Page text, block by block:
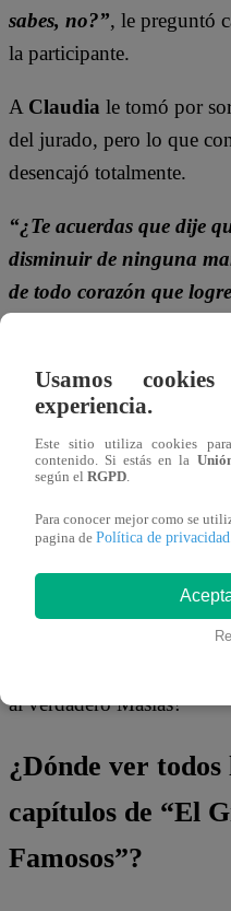
sabes, no?”, le preguntó
la participante.
A Claudia le tomó por
del jurado, pero lo que
desencajó totalmente.
“¿Te acuerdas que dije
disminuir de ninguna
de todo corazón que
antes de abrazarla.
¿Cuánto le durará al
al verdadero Masías?
¿Dónde ver todos
capítulos de “El
Famosos”?
Usamos
experiencia.
Este sitio utiliza cookies
contenido. Si estás en la
según el RGPD.
Para conocer mejor como se
pagina de Política de privacidad